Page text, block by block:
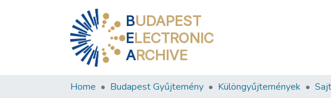
BUDAPEST
ELECTRONIC
ARCHIVE
Home Budapest Gyűjtemény Különgyűjtemények